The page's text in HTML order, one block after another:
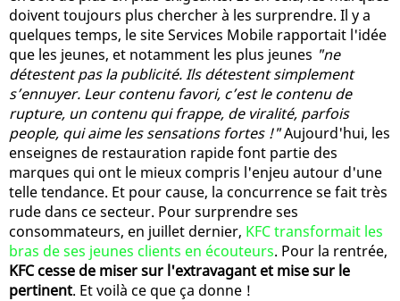
doivent toujours plus chercher à les surprendre. Il y a
quelques temps, le site Services Mobile rapportait l'idée
que les jeunes, et notamment les plus jeunes "ne
détestent pas la publicité. Ils détestent simplement
s’ennuyer. Leur contenu favori, c’est le contenu de
rupture, un contenu qui frappe, de viralité, parfois
people, qui aime les sensations fortes !"Aujourd'hui, les
enseignes de restauration rapide font partie des
marques qui ont le mieux compris l'enjeu autour d'une
telle tendance. Et pour cause, la concurrence se fait très
rude dans ce secteur. Pour surprendre ses
consommateurs, en juillet dernier, KFC transformait les
bras de ses jeunes clients en écouteurs. Pour la rentrée,
KFC cesse de miser sur l'extravagant et mise sur le
pertinent. Et voilà ce que ça donne !